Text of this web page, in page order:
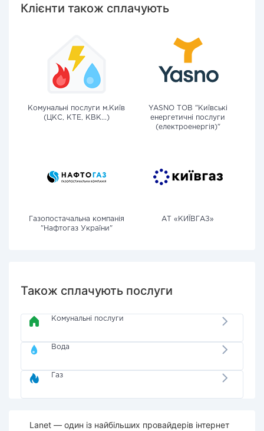
Клієнти також сплачують
Комунальні послуги м.Київ
(ЦКС, КТЕ, КВК...)
YASNO ТОВ "Київські
енергетичні послуги
(електроенергія)"
Газопостачальна компанія
"Нафтогаз України"
АТ «КИЇВГАЗ»
Також сплачують послуги
Комунальні послуги
Вода
Газ
Lanet — один із найбільших провайдерів інтернет